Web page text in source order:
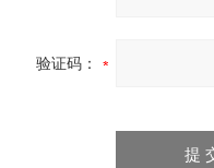
验证码：